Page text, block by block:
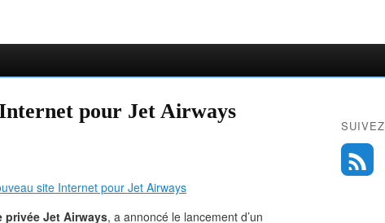
pour Jet Airways
privée Jet Airways, a annoncé le lancement d’un